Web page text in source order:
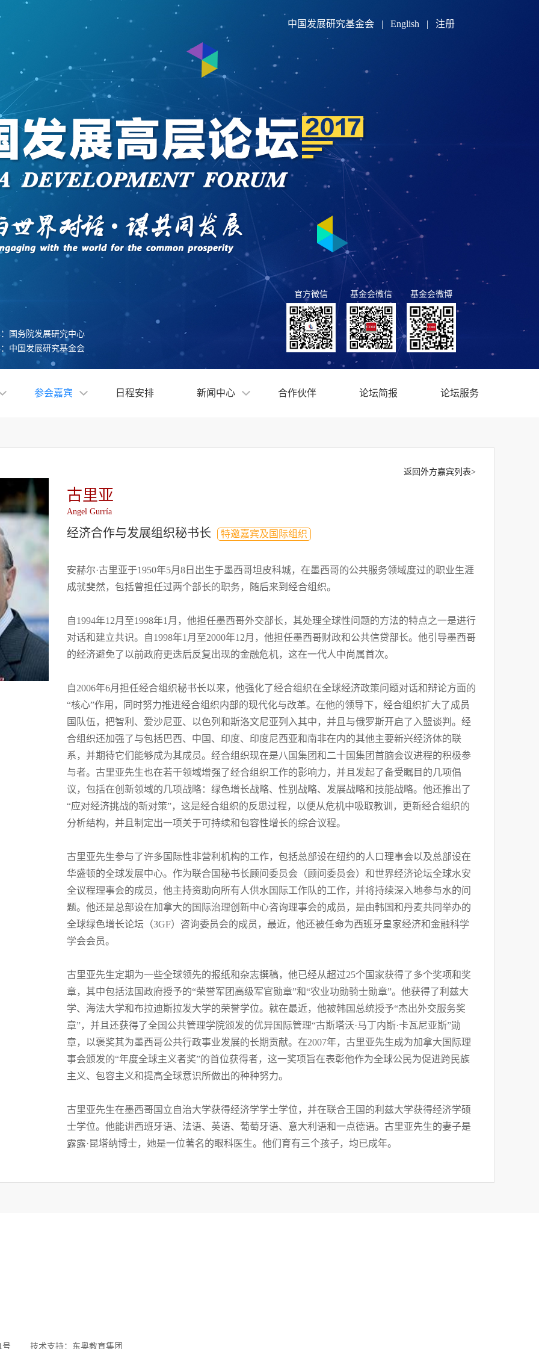
中国发展研究基金会 | English | 注册
国务院发展研究中心
中国发展研究基金会
官方微信 基金会微信 基金会微博
参会嘉宾 日程安排 新闻中心 合作伙伴 论坛简报 论坛服务
返回外方嘉宾列表>
古里亚
Angel Gurría
经济合作与发展组织秘书长 特邀嘉宾及国际组织
安赫尔·古里亚于1950年5月8日出生于墨西哥坦皮科城，在墨西哥的公共服务领域度过的职业生涯
成就斐然，包括曾担任过两个部长的职务，随后来到经合组织。
自1994年12月至1998年1月，他担任墨西哥外交部长，其处理全球性问题的方法的特点之一是进行
对话和建立共识。自1998年1月至2000年12月，他担任墨西哥财政和公共信贷部长。他引导墨西哥
的经济避免了以前政府更迭后反复出现的金融危机，这在一代人中尚属首次。
自2006年6月担任经合组织秘书长以来，他强化了经合组织在全球经济政策问题对话和辩论方面的
“核心”作用，同时努力推进经合组织内部的现代化与改革。在他的领导下，经合组织扩大了成员
国队伍，把智利、爱沙尼亚、以色列和斯洛文尼亚列入其中，并且与俄罗斯开启了入盟谈判。经
合组织还加强了与包括巴西、中国、印度、印度尼西亚和南非在内的其他主要新兴经济体的联
系，并期待它们能够成为其成员。经合组织现在是八国集团和二十国集团首脑会议进程的积极参
与者。古里亚先生也在若干领域增强了经合组织工作的影响力，并且发起了备受瞩目的几项倡
议，包括在创新领域的几项战略：绿色增长战略、性别战略、发展战略和技能战略。他还推出了
“应对经济挑战的新对策”，这是经合组织的反思过程，以便从危机中吸取教训，更新经合组织的
分析结构，并且制定出一项关于可持续和包容性增长的综合议程。
古里亚先生参与了许多国际性非营利机构的工作，包括总部设在纽约的人口理事会以及总部设在
华盛顿的全球发展中心。作为联合国秘书长顾问委员会（顾问委员会）和世界经济论坛全球水安
全议程理事会的成员，他主持资助向所有人供水国际工作队的工作，并将持续深入地参与水的问
题。他还是总部设在加拿大的国际治理创新中心咨询理事会的成员，是由韩国和丹麦共同举办的
全球绿色增长论坛（3GF）咨询委员会的成员，最近，他还被任命为西班牙皇家经济和金融科学
学会会员。
古里亚先生定期为一些全球领先的报纸和杂志撰稿，他已经从超过25个国家获得了多个奖项和奖
章，其中包括法国政府授予的“荣誉军团高级军官勋章”和“农业功勋骑士勋章”。他获得了利兹大
学、海法大学和布拉迪斯拉发大学的荣誉学位。就在最近，他被韩国总统授予“杰出外交服务奖
章”，并且还获得了全国公共管理学院颁发的优异国际管理“古斯塔沃·马丁内斯·卡瓦尼亚斯”勋
章，以褒奖其为墨西哥公共行政事业发展的长期贡献。在2007年，古里亚先生成为加拿大国际理
事会颁发的“年度全球主义者奖”的首位获得者，这一奖项旨在表彰他作为全球公民为促进跨民族
主义、包容主义和提高全球意识所做出的种种努力。
古里亚先生在墨西哥国立自治大学获得经济学学士学位，并在联合王国的利兹大学获得经济学硕
士学位。他能讲西班牙语、法语、英语、葡萄牙语、意大利语和一点德语。古里亚先生的妻子是
露露·昆塔纳博士，她是一位著名的眼科医生。他们育有三个孩子，均已成年。
号 技术支持： 东奥教育集团